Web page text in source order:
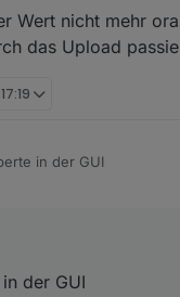
Wert nicht mehr
das Upload
in der GUI
der GUI